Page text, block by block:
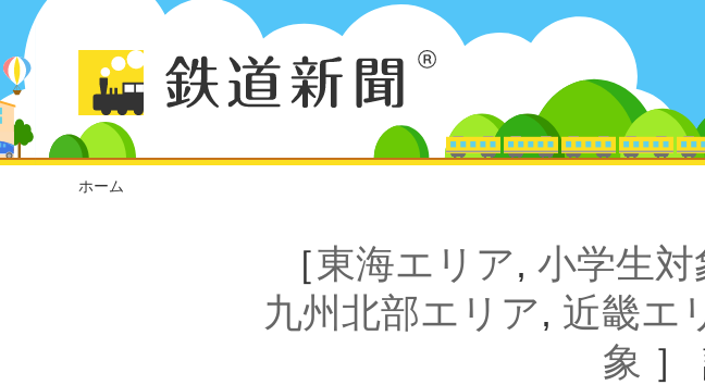
ホーム
［東海エリア, 小学生対
九州北部エリア, 近畿エ
象 ］